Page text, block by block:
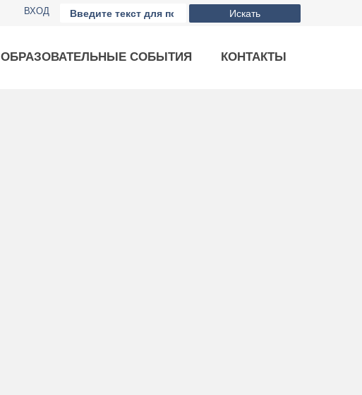
Искать
ВХОД
ОБРАЗОВАТЕЛЬНЫЕ СОБЫТИЯ КОНТАКТЫ